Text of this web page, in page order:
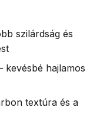
szilárdság és
kevésbé hajlamos
textúra és a